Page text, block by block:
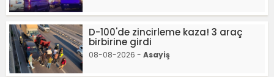
D-100'de zincirleme kaza! 3 araç
birbirine girdi
08-08-2026 - Asayiş